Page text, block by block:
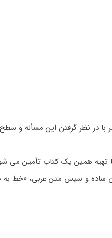
با در نظر گرفتن این مسأله و
تهیه همین یک کتاب تأمین می
ساده و سپس متن عربی، «خط